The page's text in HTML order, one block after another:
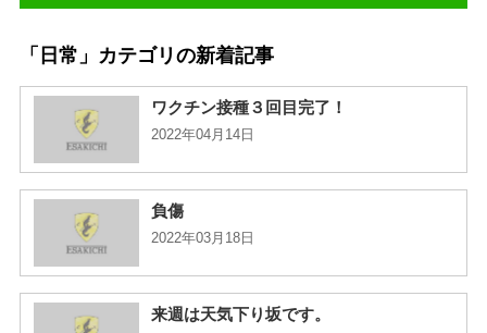
「日常」カテゴリの新着記事
ワクチン接種３回目完了！
2022年04月14日
負傷
2022年03月18日
来週は天気下り坂です。